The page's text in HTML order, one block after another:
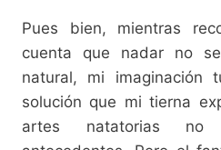
Pues bien, mientras
cuenta que nadar no
natural, mi imaginación
solución que mi tierna
artes natatorias